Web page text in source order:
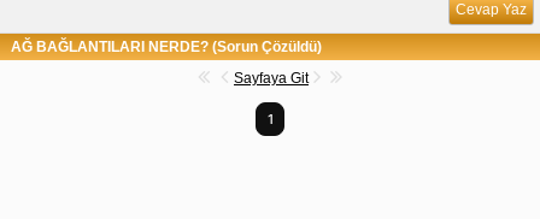
Cevap Yaz
AĞ BAĞLANTILARI NERDE? (Sorun Çözüldü)
Sayfaya Git
1